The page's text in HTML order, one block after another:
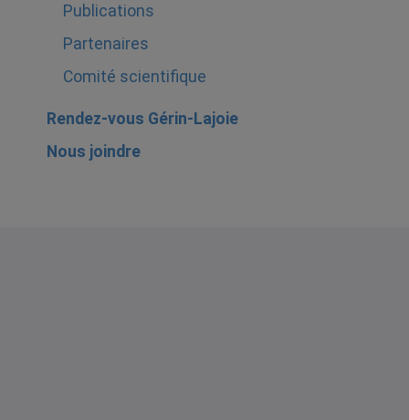
Publications
Partenaires
Comité scientifique
Rendez-vous Gérin-Lajoie
Nous joindre